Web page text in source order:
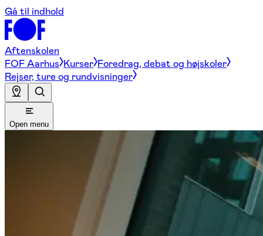
Gå til indhold
Aftenskolen
FOF Aarhus Kurser Foredrag, debat og højskoler
Rejser, ture og rundvisninger
Open menu